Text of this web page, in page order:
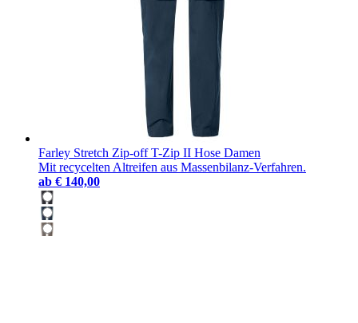
Farley Stretch Zip-off T-Zip II Hose Damen
Mit recycelten Altreifen aus Massenbilanz-Verfahren.
ab € 140,00